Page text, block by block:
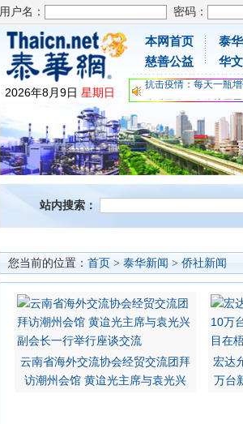
用户名： 密码：
2026年8月9日 星期日
本网首页
慈善公益
泰
华
为时不晚，人体胶原
关爱儿童健康，免费
抗击疫情：每天一瓶增
为时不晚，人体胶原
关爱儿童健康，免费
抗击疫情：每天一瓶
站内搜索：
您当前的位置： 首页 > 泰华新闻 > 侨社新闻
云南省海外交流协会经贸交流团拜
访潮州会馆 黄迨光主席与袁光兴
宏达
万台